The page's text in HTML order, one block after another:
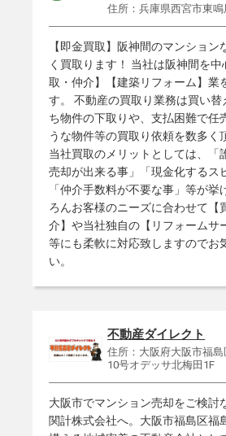
住所：兵庫県西宮市東鳴
【即金買取】阪神間のマンション
く買取ります！ 当社は阪神間を
取・仲介】【建築リフォーム】業
す。 不動産の買取り業務は買い
ち物件の下取りや、支払困難で任
うな物件等の買取り依頼を数多く
当社買取のメリットとしては、「
売却が出来る事」「現金化するス
「仲介手数料が不要な事」等が挙
ろんお客様のニーズに合わせて【
介】や当社独自の【リフォームサ
等にも柔軟に対応致しますのでお
い。
不動産ダイレクト
住所：大阪府大阪市福
10号オデッサ北梅田1F
大阪市でマンション売却をご検討
関計株式会社へ。大阪市福島区福